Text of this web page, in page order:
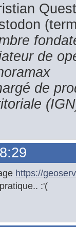
de
de
https://
:'(